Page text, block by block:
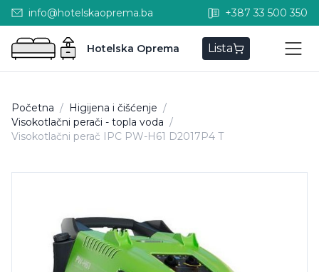
info@hotelskaoprema.ba +387 33 500 350
Hotelska Oprema Lista
Početna / Higijena i čišćenje /
Visokotlačni perači - topla voda /
Visokotlačni perač IPC PW-H61 D2017P4 T